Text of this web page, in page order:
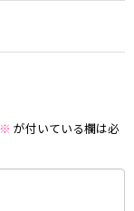
※ が付いている欄は必